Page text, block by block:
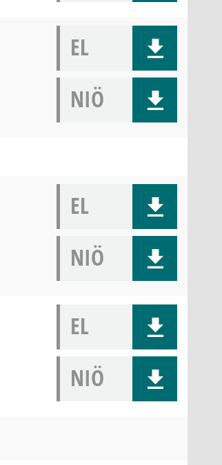
EL
NIÖ
EL
NIÖ
EL
NIÖ